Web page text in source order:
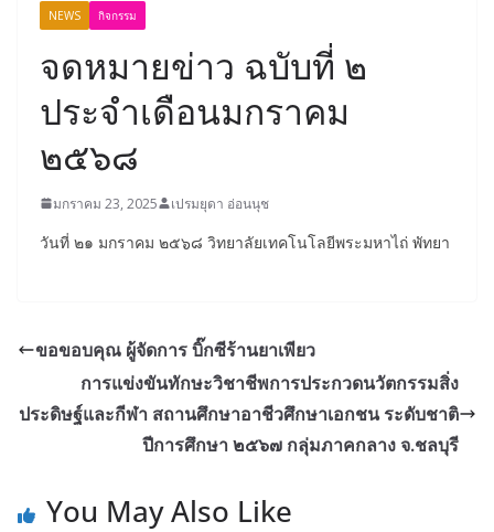
NEWS กิจกรรม
จดหมายข่าว ฉบับที่ ๒
ประจำเดือนมกราคม
๒๕๖๘
มกราคม 23, 2025 เปรมยุดา อ่อนนุช
วันที่ ๒๑ มกราคม ๒๕๖๘ วิทยาลัยเทคโนโลยีพระมหาไถ่ พัทยา
ขอขอบคุณ ผู้จัดการ บิ๊กซีร้านยาเพียว
การแข่งขันทักษะวิชาชีพการประกวดนวัตกรรมสิ่ง
ประดิษฐ์และกีฬา สถานศึกษาอาชีวศึกษาเอกชน ระดับชาติ
ปีการศึกษา ๒๕๖๗ กลุ่มภาคกลาง จ.ชลบุรี
You May Also Like